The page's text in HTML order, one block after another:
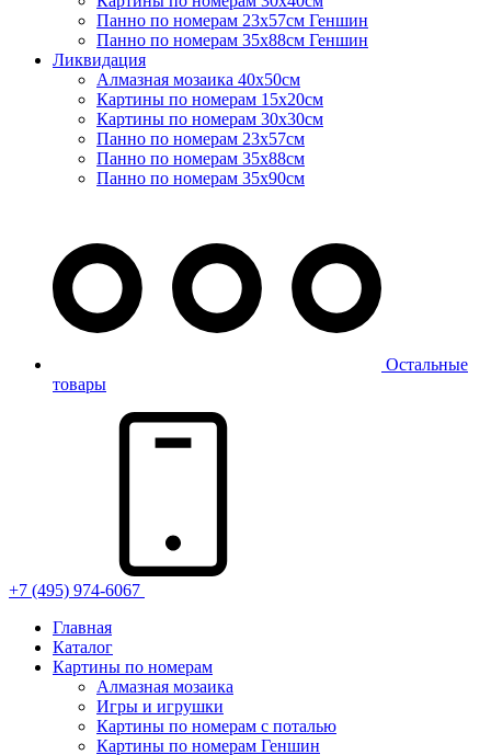
Панно по номерам 23х57см Геншин
Панно по номерам 35х88см Геншин
Ликвидация
Алмазная мозаика 40х50см
Картины по номерам 15х20см
Картины по номерам 30х30см
Панно по номерам 23х57см
Панно по номерам 35х88см
Панно по номерам 35х90см
Остальные
товары
+7 (495) 974-6067
Главная
Каталог
Картины по номерам
Алмазная мозаика
Игры и игрушки
Картины по номерам с поталью
Картины по номерам Геншин